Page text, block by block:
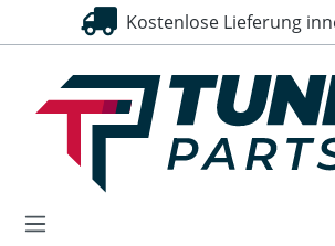
springen Kostenlose Lieferung